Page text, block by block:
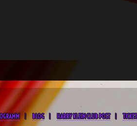
BLOG HARRY KLEIN CLUB POST